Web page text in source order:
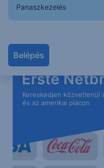
Panaszkezelés
Belépés
Az előttünk álló
Erste
Kereskedjen közvetlenül
és az amerikai piacon